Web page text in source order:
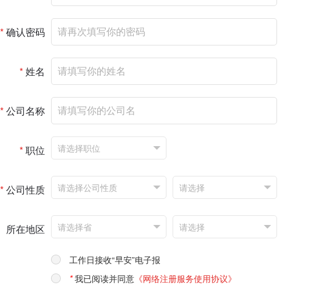
*确认密码
*姓名
*公司名称
*职位
*公司性质
所在地区
工作日接收“早安”电子报
*我已阅读并同意 《网络注册服务使用协议》